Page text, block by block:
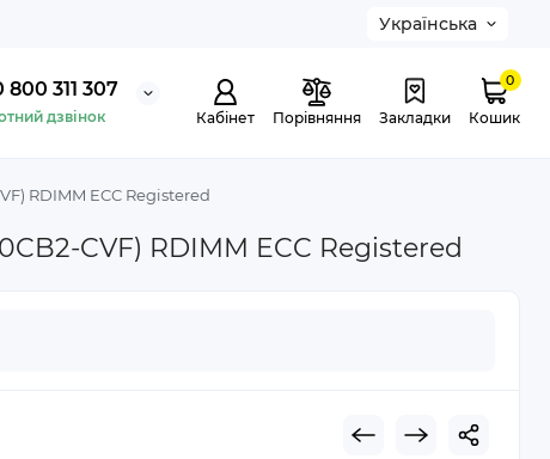
Українська
800 311 307
дзвінок Кабінет Порівняння Закладки
0
Кошик
RDIMM ECC Registered
CVF) RDIMM ECC Registered